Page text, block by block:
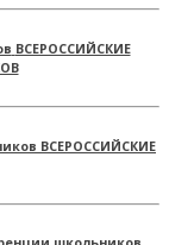
ВСЕРОССИЙСКИЕ
ВСЕРОССИЙСКИЕ